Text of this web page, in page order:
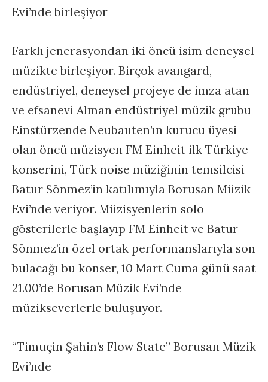
Evi’nde birleşiyor
Farklı jenerasyondan iki öncü isim deneysel
müzikte birleşiyor. Birçok avangard,
endüstriyel, deneysel projeye de imza atan
ve efsanevi Alman endüstriyel müzik grubu
Einstürzende Neubauten’ın kurucu üyesi
olan öncü müzisyen FM Einheit ilk Türkiye
konserini, Türk noise müziğinin temsilcisi
Batur Sönmez’in katılımıyla Borusan Müzik
Evi’nde veriyor. Müzisyenlerin solo
gösterilerle başlayıp FM Einheit ve Batur
Sönmez’in özel ortak performanslarıyla son
bulacağı bu konser, 10 Mart Cuma günü saat
21.00’de Borusan Müzik Evi’nde
müzikseverlerle buluşuyor.
“Timuçin Şahin’s Flow State” Borusan Müzik
Evi’nde